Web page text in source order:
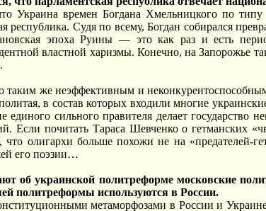
Украина времен Богдана Хмельницкого по типу
республика. Судя по всему, Богдан собирался
эпоха Руины — это как раз и есть
властной харизмы. Конечно, на Запорожье
таким же неэффективным и
в состав которых входили многие
единого сильного правителя делает
Если почитать Тараса Шевченко о гетманских
что олигархи больше похожи не на «предателей-
его поэзии…
об украинской политреформе московские
политреформы используются в России.
метаморфозами в России и Украине